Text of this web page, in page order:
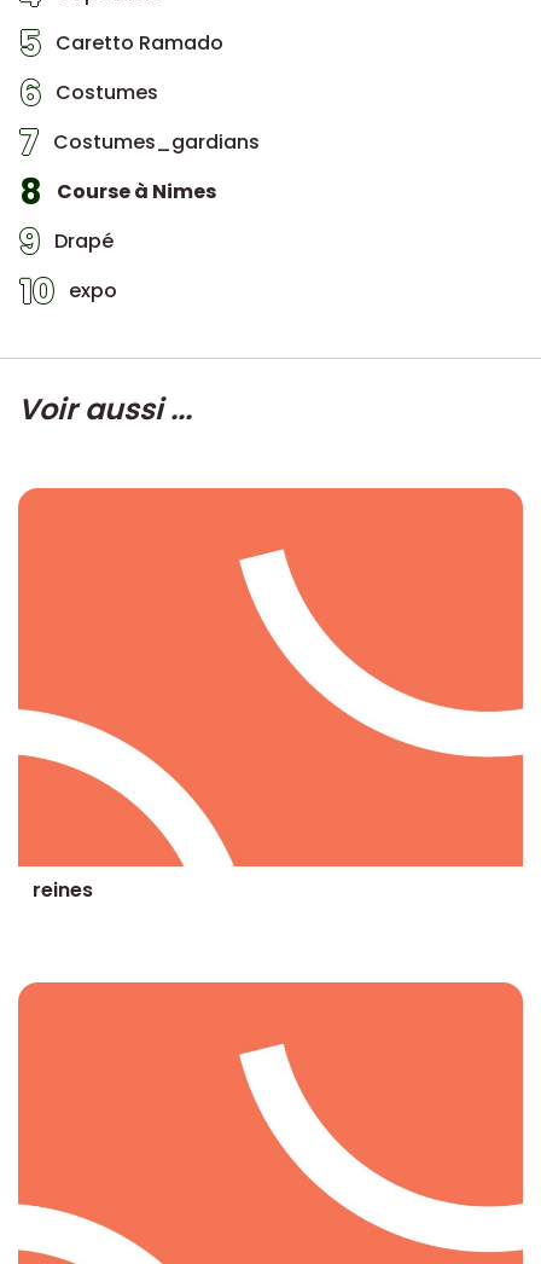
5 Caretto Ramado
6 Costumes
7 Costumes_gardians
8 Course à Nimes
9 Drapé
10 expo
Voir aussi ...
reines